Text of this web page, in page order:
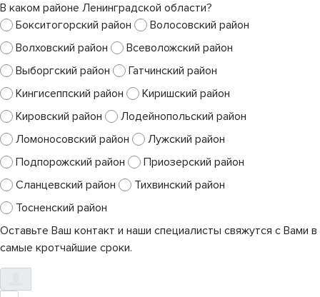
В каком районе Ленинградской области?
Бокситогорский район
Волосовский район
Волховский район
Всеволожский район
Выборгский район
Гатчинский район
Кингисеппский район
Киришский район
Кировский район
Лодейнопольский район
Ломоносовский район
Лужский район
Подпорожский район
Приозерский район
Сланцевский район
Тихвинский район
Тосненский район
Оставьте Ваш контакт и наши специалисты свяжутся с Вами в
самые кротчайшие сроки.